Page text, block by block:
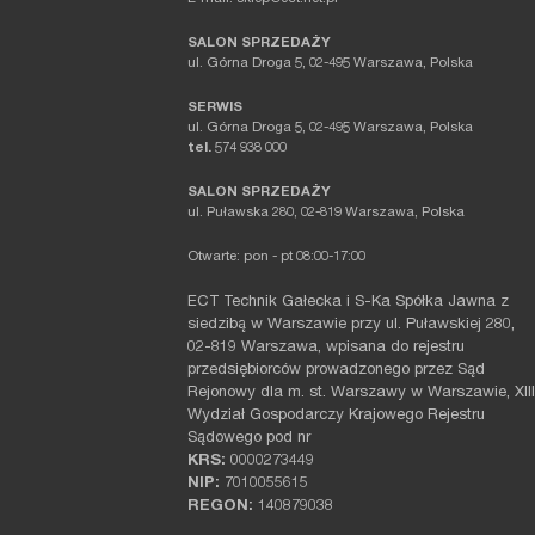
SALON SPRZEDAŻY
ul. Górna Droga 5, 02-495 Warszawa, Polska
SERWIS
ul. Górna Droga 5, 02-495 Warszawa, Polska
tel. 574 938 000
SALON SPRZEDAŻY
ul. Puławska 280, 02-819 Warszawa, Polska
Otwarte: pon - pt 08:00-17:00
ECT Technik Gałecka i S-Ka Spółka Jawna z
siedzibą w Warszawie przy ul. Puławskiej 280,
02-819 Warszawa, wpisana do rejestru
przedsiębiorców prowadzonego przez Sąd
Rejonowy dla m. st. Warszawy w Warszawie, XIII
Wydział Gospodarczy Krajowego Rejestru
Sądowego pod nr
KRS: 0000273449
NIP: 7010055615
REGON: 140879038